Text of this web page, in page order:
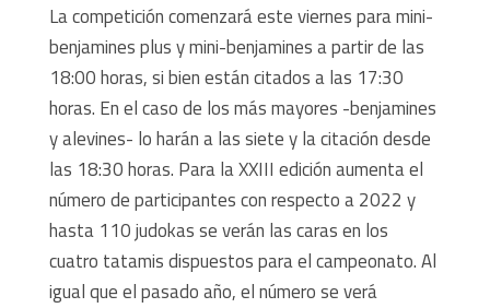
La competición comenzará este viernes para mini-
benjamines plus y mini-benjamines a partir de las
18:00 horas, si bien están citados a las 17:30
horas. En el caso de los más mayores -benjamines
y alevines- lo harán a las siete y la citación desde
las 18:30 horas. Para la XXIII edición aumenta el
número de participantes con respecto a 2022 y
hasta 110 judokas se verán las caras en los
cuatro tatamis dispuestos para el campeonato. Al
igual que el pasado año, el número se verá